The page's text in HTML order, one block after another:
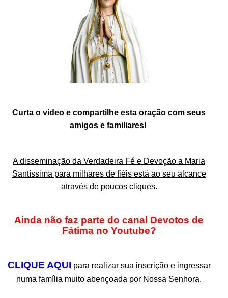
Curta o vídeo e compartilhe esta oração com seus
amigos e familiares!
A disseminação da Verdadeira Fé e Devoção a Maria
Santíssima para milhares de fiéis está ao seu alcance
através de poucos cliques.
Ainda não faz parte do canal Devotos de
Fátima no Youtube?
CLIQUE AQUI para realizar sua inscrição e ingressar
numa família muito abençoada por Nossa Senhora.